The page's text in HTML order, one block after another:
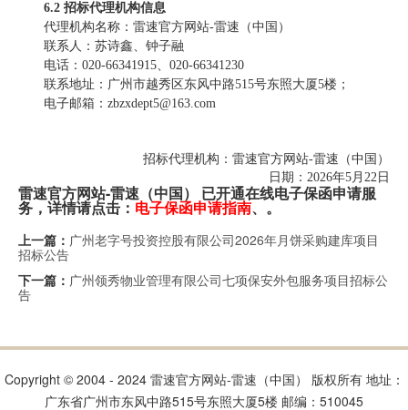
6.2 招标代理机构信息
代理机构名称： 雷速官方网站-雷速（中国）
联系人： 苏诗鑫、钟子融
电话： 020-66341915、020-66341230
联系地址：广州市越秀区东风中路515号东照大厦5楼；
电子邮箱： zbzxdept5@163.com
招标代理机构 ：雷速官方网站-雷速（中国）
日期： 2026年5月 22 日
雷速官方网站-雷速（中国） 已开通在线电子保函申请服
务，详情请点击：电子保函申请指南、。
上一篇： 广州老字号投资控股有限公司2026年月饼采购建库项目
招标公告
下一篇： 广州领秀物业管理有限公司七项保安外包服务项目招标公
告
Copyright © 2004 - 2024 雷速官方网站-雷速（中国） 版权所有 地址：
广东省广州市东风中路515号东照大厦5楼 邮编：510045